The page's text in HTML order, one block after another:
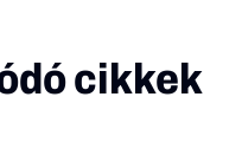
cikkek